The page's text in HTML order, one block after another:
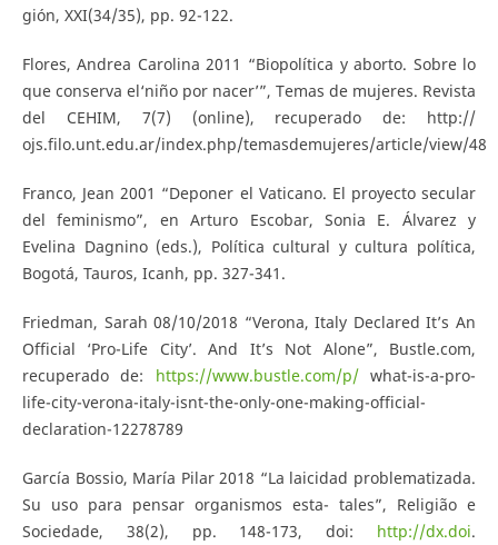
gión, XXI(34/35), pp. 92-122.
Flores, Andrea Carolina 2011 “Biopolítica y aborto. Sobre lo
que conserva el‘niño por nacer’”, Temas de mujeres. Revista
del CEHIM, 7(7) (online), recuperado de: http://
ojs.filo.unt.edu.ar/index.php/temasdemujeres/article/view/48
Franco, Jean 2001 “Deponer el Vaticano. El proyecto secular
del feminismo”, en Arturo Escobar, Sonia E. Álvarez y
Evelina Dagnino (eds.), Política cultural y cultura política,
Bogotá, Tauros, Icanh, pp. 327-341.
Friedman, Sarah 08/10/2018 “Verona, Italy Declared It’s An
Official ‘Pro-Life City’. And It’s Not Alone”, Bustle.com,
recuperado de: https://www.bustle.com/p/what-is-a-pro-
life-city-verona-italy-isnt-the-only-one-making-official-
declaration-12278789
García Bossio, María Pilar 2018 “La laicidad problematizada.
Su uso para pensar organismos esta- tales”, Religião e
Sociedade, 38(2), pp. 148-173, doi: http://dx.doi.